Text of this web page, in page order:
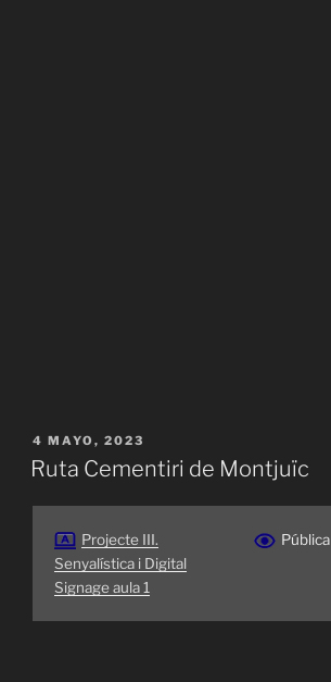
PUBLICADO
EL
4 MAYO, 2023
Ruta Cementiri de Montjuïc
Projecte III.
Senyalística i Digital
Signage aula 1
Pública